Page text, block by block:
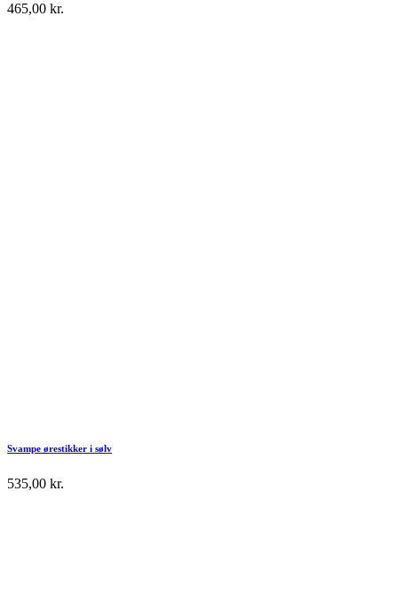
465,00 kr.
Svampe ørestikker i sølv
535,00 kr.